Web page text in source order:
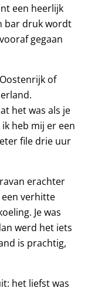
een heerlijk
bar druk wordt
gegaan
of
het was als je
heb mij er een
file drie uur
erachter
een verhitte
Je was
werd het iets
is prachtig,
het liefst was